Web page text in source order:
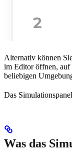
Alternativ können
im Editor öffnen, auf
beliebigen
Das
Was das